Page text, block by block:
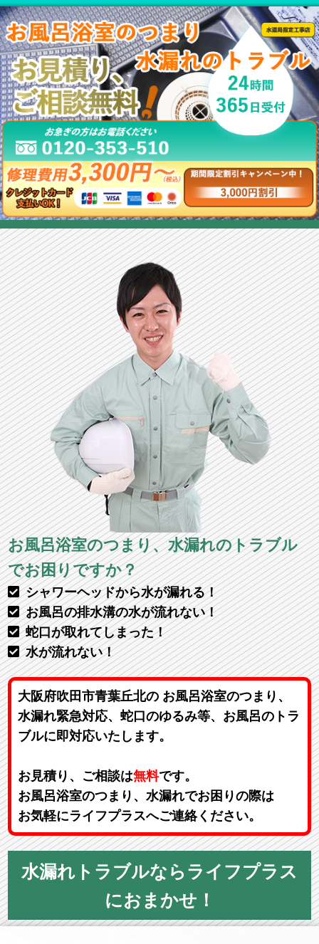
お風呂浴室のつまり、水漏れのトラブル
でお困りですか？
シャワーヘッドから水が漏れる！
お風呂の排水溝の水が流れない！
蛇口が取れてしまった！
水が流れない！
大阪府吹田市青葉丘北の お風呂浴室のつまり、
水漏れ緊急対応、蛇口のゆるみ等、お風呂のトラ
ブルに即対応いたします。
お見積り、ご相談は無料です。
お風呂浴室のつまり、水漏れでお困りの際は
お気軽にライフプラスへご連絡ください。
水漏れトラブルならライフプラス
におまかせ！